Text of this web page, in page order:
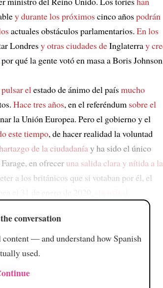
y durante los próximoscinco añospodrán
actuales obstáculos parlamentarios. En los
Londresy otras ciudades deInglaterray
por qué la gente votó en masa a Boris
el estado de ánimo del paísmucho
Hace tres años, en el referéndum sobre el
la Unión Europea. Pero el gobierno y el
este tiempo, de hacer realidad la voluntad
de la ciudadanía y ha sido el único
en ofreceruna salida clara y nítida a la
a los británicos que si votaban por él, el
conversation
— and understand how Spanish
used.